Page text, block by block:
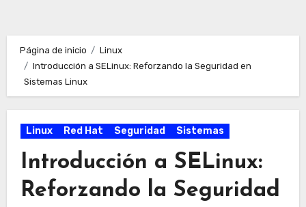
Página de inicio
Linux
Introducción a SELinux: Reforzando la Seguridad en
Sistemas Linux
Linux Red Hat Seguridad Sistemas
Introducción a SELinux:
Reforzando la Seguridad